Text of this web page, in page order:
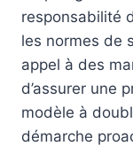
responsabilité
les normes de
appel à des
d’assurer une
modèle à
démarche